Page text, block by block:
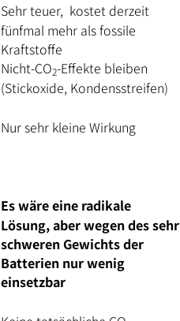
Sehr teuer, kostet derzeit
fünfmal mehr als fossile
Kraftstoffe
Nicht-CO2-Effekte bleiben
(Stickoxide, Kondensstreifen)
Nur sehr kleine Wirkung
Es wäre eine radikale
Lösung, aber wegen des sehr
schweren Gewichts der
Batterien nur wenig
einsetzbar